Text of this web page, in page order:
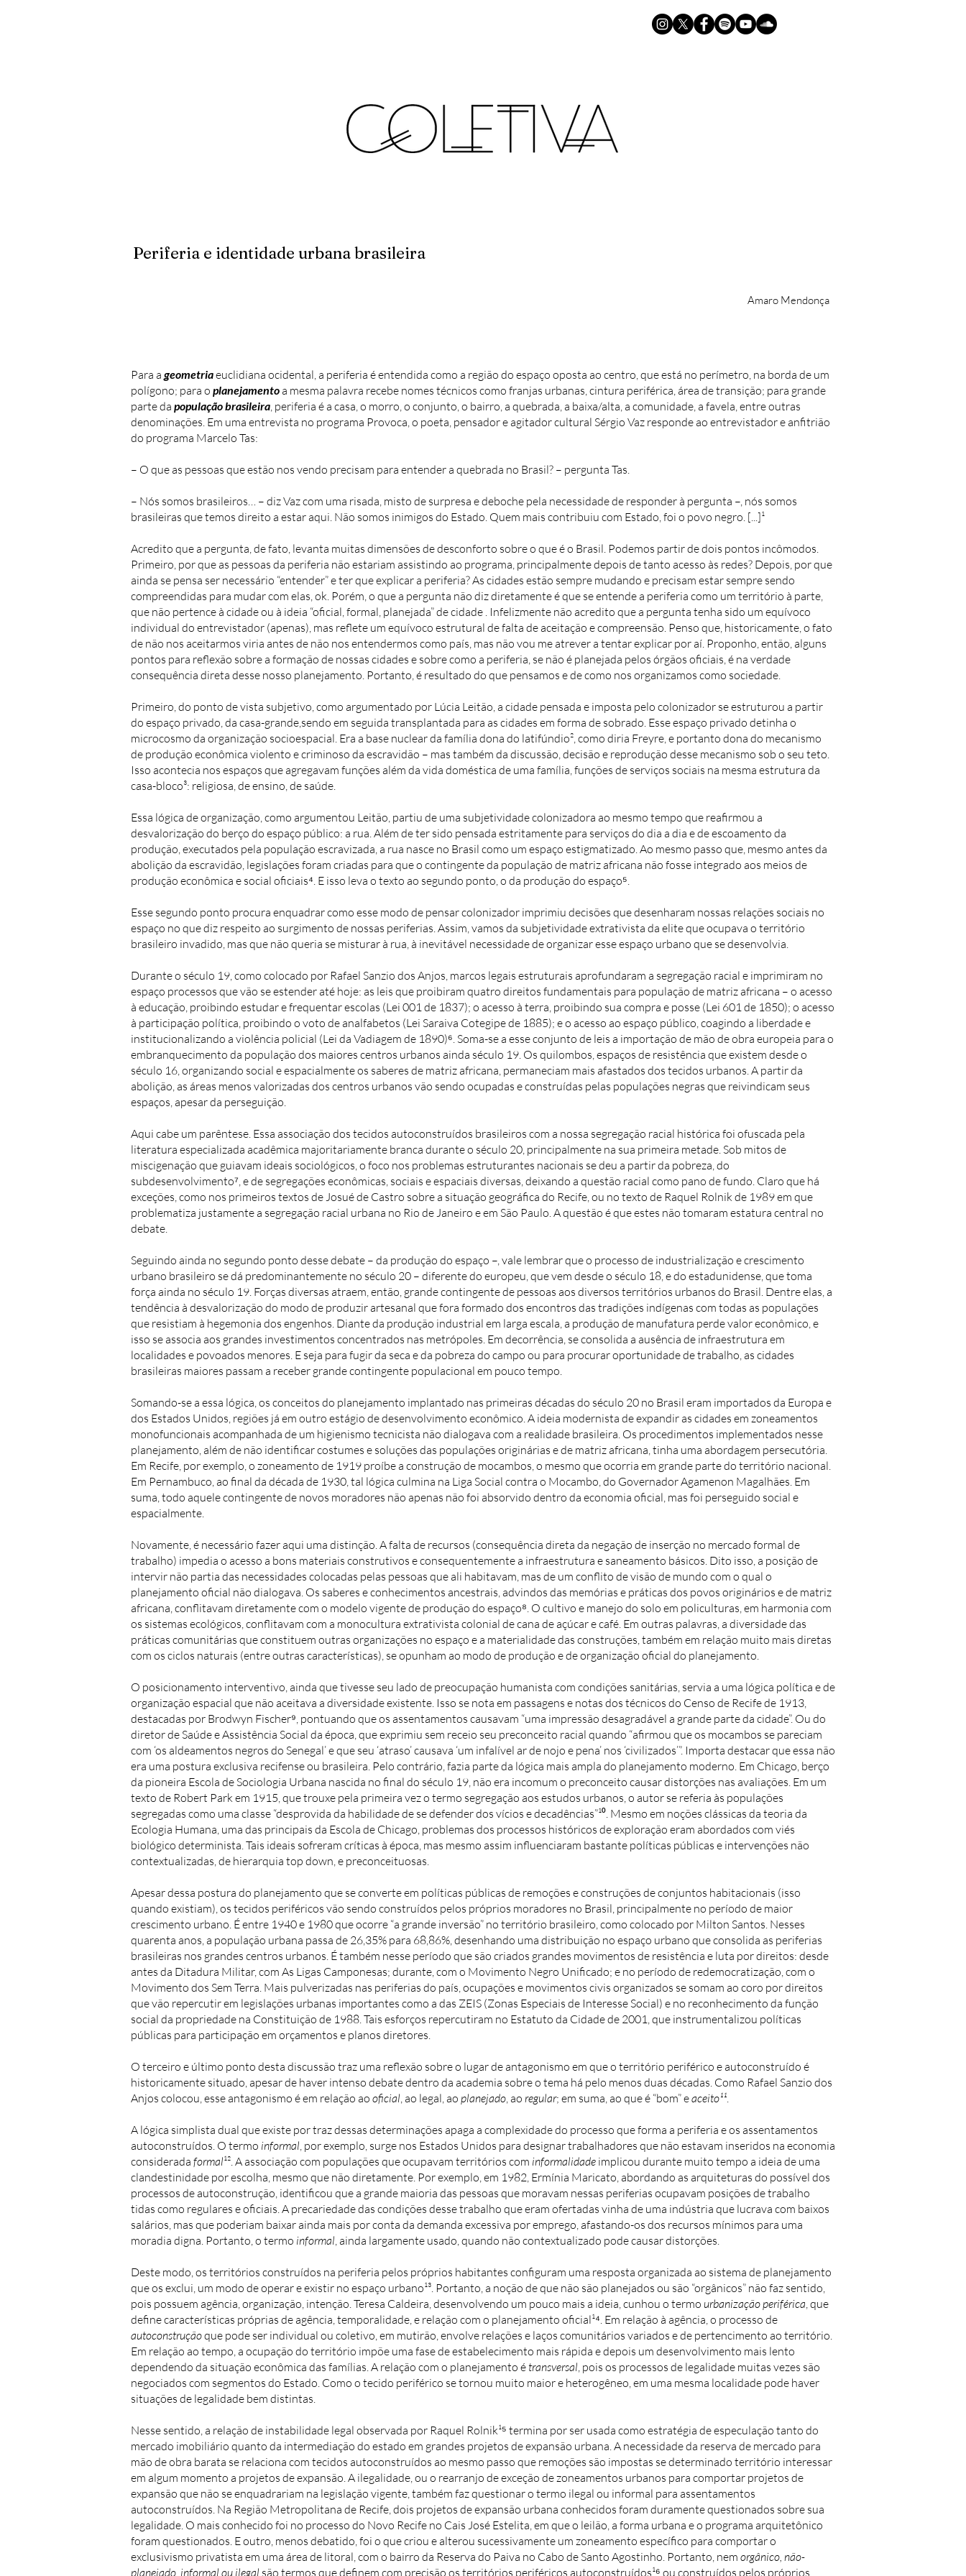
Periferia e identidade urbana brasileira
Amaro Mendonça
Para a geometriaeuclidiana ocidental, a periferia é entendida como a região do espaço oposta ao centro, que está no perímetro, na borda de um
polígono; para o planejamentoa mesma palavra recebe nomes técnicos como franjas urbanas, cintura periférica, área de transição; para grande
parte da população brasileira, periferia é a casa, o morro, o conjunto, o bairro, a quebrada, a baixa/alta, a comunidade, a favela, entre outras
denominações. Em uma entrevista no programa Provoca, o poeta, pensador e agitador cultural Sérgio Vaz responde ao entrevistador e anfitrião
do programa Marcelo Tas:
– O que as pessoas que estão nos vendo precisam para entender a quebrada no Brasil? – pergunta Tas.
– Nós somos brasileiros… – diz Vaz com uma risada, misto de surpresa e deboche pela necessidade de responder à pergunta –, nós somos
brasileiras que temos direito a estar aqui. Não somos inimigos do Estado. Quem mais contribuiu com Estado, foi o povo negro. [...]¹
Acredito que a pergunta, de fato, levanta muitas dimensões de desconforto sobre o que é o Brasil. Podemos partir de dois pontos incômodos.
Primeiro, por que as pessoas da periferia não estariam assistindo ao programa, principalmente depois de tanto acesso às redes? Depois, por que
ainda se pensa ser necessário “entender” e ter que explicar a periferia? As cidades estão sempre mudando e precisam estar sempre sendo
compreendidas para mudar com elas, ok. Porém, o que a pergunta não diz diretamente é que se entende a periferia como um território à parte,
que não pertence à cidade ou à ideia “oficial, formal, planejada” de cidade . Infelizmente não acredito que a pergunta tenha sido um equívoco
individual do entrevistador (apenas), mas reflete um equívoco estrutural de falta de aceitação e compreensão. Penso que, historicamente, o fato
de não nos aceitarmos viria antes de não nos entendermos como país, mas não vou me atrever a tentar explicar por aí. Proponho, então, alguns
pontos para reflexão sobre a formação de nossas cidades e sobre como a periferia, se não é planejada pelos órgãos oficiais, é na verdade
consequência direta desse nosso planejamento. Portanto, é resultado do que pensamos e de como nos organizamos como sociedade.
Primeiro, do ponto de vista subjetivo, como argumentado por Lúcia Leitão, a cidade pensada e imposta pelo colonizador se estruturou a partir
do espaço privado, da casa-grande,sendo em seguida transplantada para as cidades em forma de sobrado. Esse espaço privado detinha o
microcosmo da organização socioespacial. Era a base nuclear da família dona do latifúndio², como diria Freyre, e portanto dona do mecanismo
de produção econômica violento e criminoso da escravidão – mas também da discussão, decisão e reprodução desse mecanismo sob o seu teto.
Isso acontecia nos espaços que agregavam funções além da vida doméstica de uma família, funções de serviços sociais na mesma estrutura da
casa-bloco³: religiosa, de ensino, de saúde.
Essa lógica de organização, como argumentou Leitão, partiu de uma subjetividade colonizadora ao mesmo tempo que reafirmou a
desvalorização do berço do espaço público: a rua. Além de ter sido pensada estritamente para serviços do dia a dia e de escoamento da
produção, executados pela população escravizada, a rua nasce no Brasil como um espaço estigmatizado. Ao mesmo passo que, mesmo antes da
abolição da escravidão, legislações foram criadas para que o contingente da população de matriz africana não fosse integrado aos meios de
produção econômica e social oficiais⁴. E isso leva o texto ao segundo ponto, o da produção do espaço⁵.
Esse segundo ponto procura enquadrar como esse modo de pensar colonizador imprimiu decisões que desenharam nossas relações sociais no
espaço no que diz respeito ao surgimento de nossas periferias. Assim, vamos da subjetividade extrativista da elite que ocupava o território
brasileiro invadido, mas que não queria se misturar à rua, à inevitável necessidade de organizar esse espaço urbano que se desenvolvia.
Durante o século 19, como colocado por Rafael Sanzio dos Anjos, marcos legais estruturais aprofundaram a segregação racial e imprimiram no
espaço processos que vão se estender até hoje: as leis que proibiram quatro direitos fundamentais para população de matriz africana – o acesso
à educação, proibindo estudar e frequentar escolas (Lei 001 de 1837); o acesso à terra, proibindo sua compra e posse (Lei 601 de 1850); o acesso
à participação política, proibindo o voto de analfabetos (Lei Saraiva Cotegipe de 1885); e o acesso ao espaço público, coagindo a liberdade e
institucionalizando a violência policial (Lei da Vadiagem de 1890)⁶. Soma-se a esse conjunto de leis a importação de mão de obra europeia para o
embranquecimento da população dos maiores centros urbanos ainda século 19. Os quilombos, espaços de resistência que existem desde o
século 16, organizando social e espacialmente os saberes de matriz africana, permaneciam mais afastados dos tecidos urbanos. A partir da
abolição, as áreas menos valorizadas dos centros urbanos vão sendo ocupadas e construídas pelas populações negras que reivindicam seus
espaços, apesar da perseguição.
Aqui cabe um parêntese. Essa associação dos tecidos autoconstruídos brasileiros com a nossa segregação racial histórica foi ofuscada pela
literatura especializada acadêmica majoritariamente branca durante o século 20, principalmente na sua primeira metade. Sob mitos de
miscigenação que guiavam ideais sociológicos, o foco nos problemas estruturantes nacionais se deu a partir da pobreza, do
subdesenvolvimento⁷, e de segregações econômicas, sociais e espaciais diversas, deixando a questão racial como pano de fundo. Claro que há
exceções, como nos primeiros textos de Josué de Castro sobre a situação geográfica do Recife, ou no texto de Raquel Rolnik de 1989 em que
problematiza justamente a segregação racial urbana no Rio de Janeiro e em São Paulo. A questão é que estes não tomaram estatura central no
debate.
Seguindo ainda no segundo ponto desse debate – da produção do espaço –, vale lembrar que o processo de industrialização e crescimento
urbano brasileiro se dá predominantemente no século 20 – diferente do europeu, que vem desde o século 18, e do estadunidense, que toma
força ainda no século 19. Forças diversas atraem, então, grande contingente de pessoas aos diversos territórios urbanos do Brasil. Dentre elas, a
tendência à desvalorização do modo de produzir artesanal que fora formado dos encontros das tradições indígenas com todas as populações
que resistiam à hegemonia dos engenhos. Diante da produção industrial em larga escala, a produção de manufatura perde valor econômico, e
isso se associa aos grandes investimentos concentrados nas metrópoles. Em decorrência, se consolida a ausência de infraestrutura em
localidades e povoados menores. E seja para fugir da seca e da pobreza do campo ou para procurar oportunidade de trabalho, as cidades
brasileiras maiores passam a receber grande contingente populacional em pouco tempo.
Somando-se a essa lógica, os conceitos do planejamento implantado nas primeiras décadas do século 20 no Brasil eram importados da Europa e
dos Estados Unidos, regiões já em outro estágio de desenvolvimento econômico. A ideia modernista de expandir as cidades em zoneamentos
monofuncionais acompanhada de um higienismo tecnicista não dialogava com a realidade brasileira. Os procedimentos implementados nesse
planejamento, além de não identificar costumes e soluções das populações originárias e de matriz africana, tinha uma abordagem persecutória.
Em Recife, por exemplo, o zoneamento de 1919 proíbe a construção de mocambos, o mesmo que ocorria em grande parte do território nacional.
Em Pernambuco, ao final da década de 1930, tal lógica culmina na Liga Social contra o Mocambo, do Governador Agamenon Magalhães. Em
suma, todo aquele contingente de novos moradores não apenas não foi absorvido dentro da economia oficial, mas foi perseguido social e
espacialmente.
Novamente, é necessário fazer aqui uma distinção. A falta de recursos (consequência direta da negação de inserção no mercado formal de
trabalho) impedia o acesso a bons materiais construtivos e consequentemente a infraestrutura e saneamento básicos. Dito isso, a posição de
intervir não partia das necessidades colocadas pelas pessoas que ali habitavam, mas de um conflito de visão de mundo com o qual o
planejamento oficial não dialogava. Os saberes e conhecimentos ancestrais, advindos das memórias e práticas dos povos originários e de matriz
africana, conflitavam diretamente com o modelo vigente de produção do espaço⁸. O cultivo e manejo do solo em policulturas, em harmonia com
os sistemas ecológicos, conflitavam com a monocultura extrativista colonial de cana de açúcar e café. Em outras palavras, a diversidade das
práticas comunitárias que constituem outras organizações no espaço e a materialidade das construções, também em relação muito mais diretas
com os ciclos naturais (entre outras características), se opunham ao modo de produção e de organização oficial do planejamento.
O posicionamento interventivo, ainda que tivesse seu lado de preocupação humanista com condições sanitárias, servia a uma lógica política e de
organização espacial que não aceitava a diversidade existente. Isso se nota em passagens e notas dos técnicos do Censo de Recife de 1913,
destacadas por Brodwyn Fischer⁹, pontuando que os assentamentos causavam “uma impressão desagradável a grande parte da cidade”. Ou do
diretor de Saúde e Assistência Social da época, que exprimiu sem receio seu preconceito racial quando “afirmou que os mocambos se pareciam
com ‘os aldeamentos negros do Senegal’ e que seu ‘atraso’ causava ‘um infalível ar de nojo e pena’ nos ‘civilizados’”. Importa destacar que essa não
era uma postura exclusiva recifense ou brasileira. Pelo contrário, fazia parte da lógica mais ampla do planejamento moderno. Em Chicago, berço
da pioneira Escola de Sociologia Urbana nascida no final do século 19, não era incomum o preconceito causar distorções nas avaliações. Em um
texto de Robert Park em 1915, que trouxe pela primeira vez o termo segregação aos estudos urbanos, o autor se referia às populações
segregadas como uma classe “desprovida da habilidade de se defender dos vícios e decadências”¹⁰. Mesmo em noções clássicas da teoria da
Ecologia Humana, uma das principais da Escola de Chicago, problemas dos processos históricos de exploração eram abordados com viés
biológico determinista. Tais ideais sofreram críticas à época, mas mesmo assim influenciaram bastante políticas públicas e intervenções não
contextualizadas, de hierarquia top down, e preconceituosas.
Apesar dessa postura do planejamento que se converte em políticas públicas de remoções e construções de conjuntos habitacionais (isso
quando existiam), os tecidos periféricos vão sendo construídos pelos próprios moradores no Brasil, principalmente no período de maior
crescimento urbano. É entre 1940 e 1980 que ocorre “a grande inversão” no território brasileiro, como colocado por Milton Santos. Nesses
quarenta anos, a população urbana passa de 26,35% para 68,86%, desenhando uma distribuição no espaço urbano que consolida as periferias
brasileiras nos grandes centros urbanos. É também nesse período que são criados grandes movimentos de resistência e luta por direitos: desde
antes da Ditadura Militar, com As Ligas Camponesas; durante, com o Movimento Negro Unificado; e no período de redemocratização, com o
Movimento dos Sem Terra. Mais pulverizadas nas periferias do país, ocupações e movimentos civis organizados se somam ao coro por direitos
que vão repercutir em legislações urbanas importantes como a das ZEIS (Zonas Especiais de Interesse Social) e no reconhecimento da função
social da propriedade na Constituição de 1988. Tais esforços repercutiram no Estatuto da Cidade de 2001, que instrumentalizou políticas
públicas para participação em orçamentos e planos diretores.
O terceiro e último ponto desta discussão traz uma reflexão sobre o lugar de antagonismo em que o território periférico e autoconstruído é
historicamente situado, apesar de haver intenso debate dentro da academia sobre o tema há pelo menos duas décadas. Como Rafael Sanzio dos
Anjos colocou, esse antagonismo é em relação ao oficial, ao legal, ao planejado, ao regular; em suma, ao que é “bom” eaceito¹¹.
A lógica simplista dual que existe por traz dessas determinações apaga a complexidade do processo que forma a periferia e os assentamentos
autoconstruídos. O termo informal, por exemplo, surge nos Estados Unidos para designar trabalhadores que não estavam inseridos na economia
considerada formal¹². A associação com populações que ocupavam territórios com informalidade implicou durante muito tempo a ideia de uma
clandestinidade por escolha, mesmo que não diretamente. Por exemplo, em 1982, Ermínia Maricato, abordando as arquiteturas do possível dos
processos de autoconstrução, identificou que a grande maioria das pessoas que moravam nessas periferias ocupavam posições de trabalho
tidas como regulares e oficiais. A precariedade das condições desse trabalho que eram ofertadas vinha de uma indústria que lucrava com baixos
salários, mas que poderiam baixar ainda mais por conta da demanda excessiva por emprego, afastando-os dos recursos mínimos para uma
moradia digna. Portanto, o termo informal, ainda largamente usado, quando não contextualizado pode causar distorções.
Deste modo, os territórios construídos na periferia pelos próprios habitantes configuram uma resposta organizada ao sistema de planejamento
que os exclui, um modo de operar e existir no espaço urbano¹³. Portanto, a noção de que não são planejados ou são “orgânicos” não faz sentido,
pois possuem agência, organização, intenção. Teresa Caldeira, desenvolvendo um pouco mais a ideia, cunhou o termo urbanização periférica, que
define características próprias de agência, temporalidade, e relação com o planejamento oficial¹⁴. Em relação à agência, o processo de
autoconstruçãoque pode ser individual ou coletivo, em mutirão, envolve relações e laços comunitários variados e de pertencimento ao território.
Em relação ao tempo, a ocupação do território impõe uma fase de estabelecimento mais rápida e depois um desenvolvimento mais lento
dependendo da situação econômica das famílias. A relação com o planejamento étransversal, pois os processos de legalidade muitas vezes são
negociados com segmentos do Estado. Como o tecido periférico se tornou muito maior e heterogêneo, em uma mesma localidade pode haver
situações de legalidade bem distintas.
Nesse sentido, a relação de instabilidade legal observada por Raquel Rolnik¹⁵ termina por ser usada como estratégia de especulação tanto do
mercado imobiliário quanto da intermediação do estado em grandes projetos de expansão urbana. A necessidade da reserva de mercado para
mão de obra barata se relaciona com tecidos autoconstruídos ao mesmo passo que remoções são impostas se determinado território interessar
em algum momento a projetos de expansão. A ilegalidade, ou o rearranjo de exceção de zoneamentos urbanos para comportar projetos de
expansão que não se enquadrariam na legislação vigente, também faz questionar o termo ilegal ou informal para assentamentos
autoconstruídos. Na Região Metropolitana de Recife, dois projetos de expansão urbana conhecidos foram duramente questionados sobre sua
legalidade. O mais conhecido foi no processo do Novo Recife no Cais José Estelita, em que o leilão, a forma urbana e o programa arquitetônico
foram questionados. E outro, menos debatido, foi o que criou e alterou sucessivamente um zoneamento específico para comportar o
exclusivismo privatista em uma área de litoral, com o bairro da Reserva do Paiva no Cabo de Santo Agostinho. Portanto, nem orgânico, não-
planejado, informal ou ilegal são termos que definem com precisão os territórios periféricos autoconstruídos¹⁶ ou construídos pelos próprios